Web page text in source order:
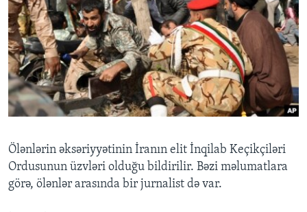
Ölənlərin əksəriyyətinin İranın elit İnqilab Keçikçiləri
Ordusunun üzvləri olduğu bildirilir. Bəzi məlumatlara
görə, ölənlər arasında bir jurnalist də var.